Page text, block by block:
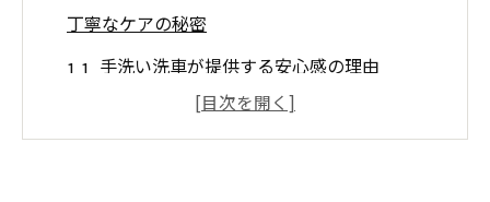
丁寧なケアの秘密
手洗い洗車が提供する安心感の理由
富里市の洗車技術における丁寧さの秘訣